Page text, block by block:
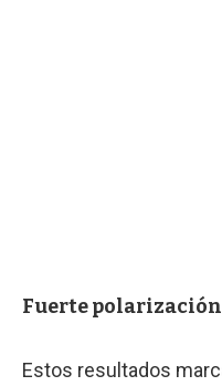
Fuerte
Estos resultados